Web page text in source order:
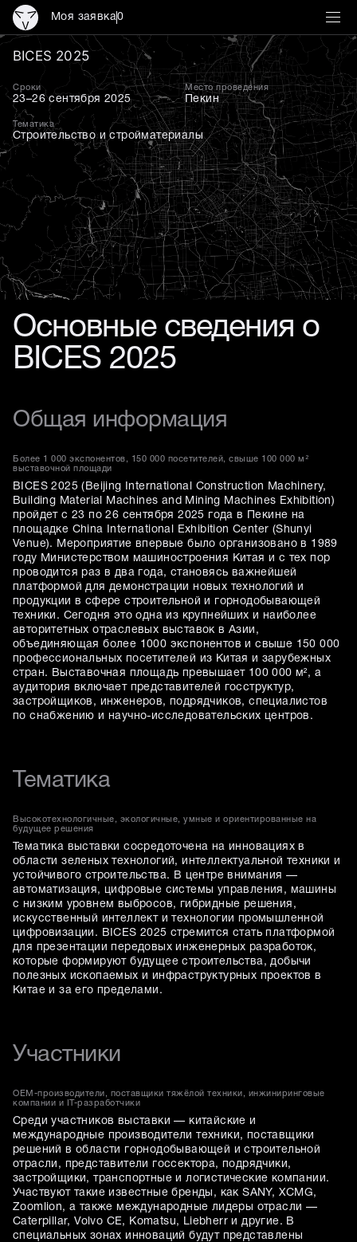
Моя заявка0
BICES 2025: ведущая
BICES 2025
Сроки
23–26 сентября 2025
Место проведения
Пекин
Тематика
Строительство и стройматериалы
Основные сведения о
BICES 2025
Общая информация
Более 1 000 экспонентов, 150 000 посетителей, свыше 100 000 м²
выставочной площади
BICES 2025 (Beijing International Construction Machinery,
Building Material Machines and Mining Machines Exhibition)
пройдет с 23 по 26 сентября 2025 года в Пекине на
площадке China International Exhibition Center (Shunyi
Venue). Мероприятие впервые было организовано в 1989
году Министерством машиностроения Китая и с тех пор
проводится раз в два года, становясь важнейшей
платформой для демонстрации новых технологий и
продукции в сфере строительной и горнодобывающей
техники. Сегодня это одна из крупнейших и наиболее
авторитетных отраслевых выставок в Азии,
объединяющая более 1000 экспонентов и свыше 150 000
профессиональных посетителей из Китая и зарубежных
стран. Выставочная площадь превышает 100 000 м², а
аудитория включает представителей госструктур,
застройщиков, инженеров, подрядчиков, специалистов
по снабжению и научно-исследовательских центров.
Тематика
Высокотехнологичные, экологичные, умные и ориентированные на
будущее решения
Тематика выставки сосредоточена на инновациях в
области зеленых технологий, интеллектуальной техники и
устойчивого строительства. В центре внимания —
автоматизация, цифровые системы управления, машины
с низким уровнем выбросов, гибридные решения,
искусственный интеллект и технологии промышленной
цифровизации. BICES 2025 стремится стать платформой
для презентации передовых инженерных разработок,
которые формируют будущее строительства, добычи
полезных ископаемых и инфраструктурных проектов в
Китае и за его пределами.
Участники
OEM-производители, поставщики тяжёлой техники, инжиниринговые
компании и IT-разработчики
Среди участников выставки — китайские и
международные производители техники, поставщики
решений в области горнодобывающей и строительной
отрасли, представители госсектора, подрядчики,
застройщики, транспортные и логистические компании.
Участвуют такие известные бренды, как SANY, XCMG,
Zoomlion, а также международные лидеры отрасли —
Caterpillar, Volvo CE, Komatsu, Liebherr и другие. В
специальных зонах инноваций будут представлены